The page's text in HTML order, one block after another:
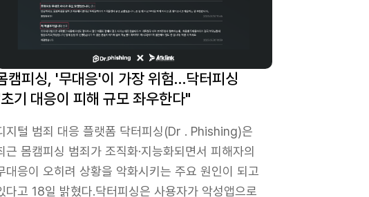
캠피싱, '무대응'이 가장 위험…닥터피싱
기 대응이 피해 규모 좌우한다"
지털 범죄 대응 플랫폼 닥터피싱(Dr . Phishing)은
근 몸캠피싱 범죄가 조직화·지능화되면서 피해자의
대응이 오히려 상황을 악화시키는 주요 원인이 되고
다고 18일 밝혔다.닥터피싱은 사용자가 악성앱으로